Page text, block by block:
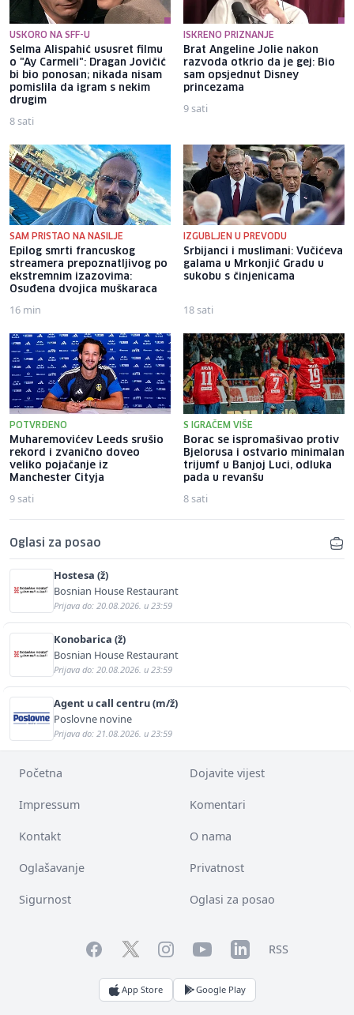
USKORO NA SFF-U
Selma Alispahić ususret filmu
o "Ay Carmeli": Dragan Jovičić
bi bio ponosan; nikada nisam
pomislila da igram s nekim
drugim
8 sati
ISKRENO PRIZNANJE
Brat Angeline Jolie nakon
razvoda otkrio da je gej: Bio
sam opsjednut Disney
princezama
9 sati
SAM PRISTAO NA NASILJE
Epilog smrti francuskog
streamera prepoznatljivog po
ekstremnim izazovima:
Osuđena dvojica muškaraca
16 min
IZGUBLJEN U PREVODU
Srbijanci i muslimani: Vučićeva
galama u Mrkonjić Gradu u
sukobu s činjenicama
18 sati
POTVRĐENO
Muharemovićev Leeds srušio
rekord i zvanično doveo
veliko pojačanje iz
Manchester Cityja
9 sati
S IGRAČEM VIŠE
Borac se ispromašivao protiv
Bjelorusa i ostvario minimalan
trijumf u Banjoj Luci, odluka
pada u revanšu
8 sati
Oglasi za posao
Hostesa (ž)
Bosnian House Restaurant
Prijava do: 20.08.2026. u 23:59
Konobarica (ž)
Bosnian House Restaurant
Prijava do: 20.08.2026. u 23:59
Agent u call centru (m/ž)
Poslovne novine
Prijava do: 21.08.2026. u 23:59
Početna Dojavite vijest
Impressum Komentari
Kontakt O nama
Oglašavanje Privatnost
Sigurnost Oglasi za posao
FacebookTwitterInstagramYouTubeLinkedInRSS
App Store Google Play